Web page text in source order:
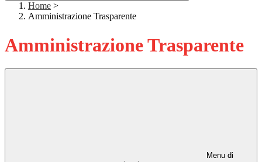
Home >
Amministrazione Trasparente
Amministrazione Trasparente
Menu di